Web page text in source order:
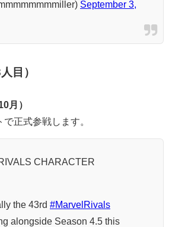
September 3,
目）
月）
正式参戦します。
CHARACTER
the 43rd #MarvelRivals
alongside Season 4.5 this